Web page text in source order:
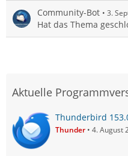
Community-Bot 3.
Hat das Thema
Aktuelle
Thunderbird
Thunder 4. August